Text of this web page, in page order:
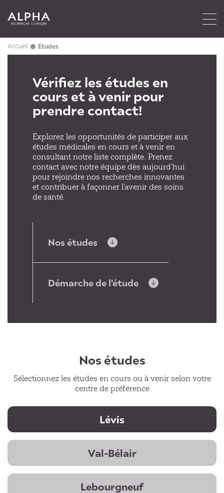
Accueil Études
Vérifiez les études en
cours et à venir pour
prendre contact!
Explorez les opportunités de participer aux
études médicales en cours et à venir en
consultant notre liste complète. Prenez
contact avec notre équipe dès aujourd’hui
pour rejoindre nos recherches innovantes
et contribuer à façonner l’avenir des soins
de santé.
Nos études
Démarche de l'étude
Nos études
Sélectionnez les études en cours ou à venir selon votre
centre de préférence
Lévis
Val-Bélair
Lebourgneuf